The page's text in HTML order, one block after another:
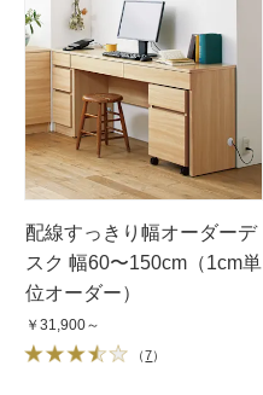
配線すっきり幅オーダーデ
スク 幅60〜150cm（1cm単
位オーダー）
￥31,900～
（7）